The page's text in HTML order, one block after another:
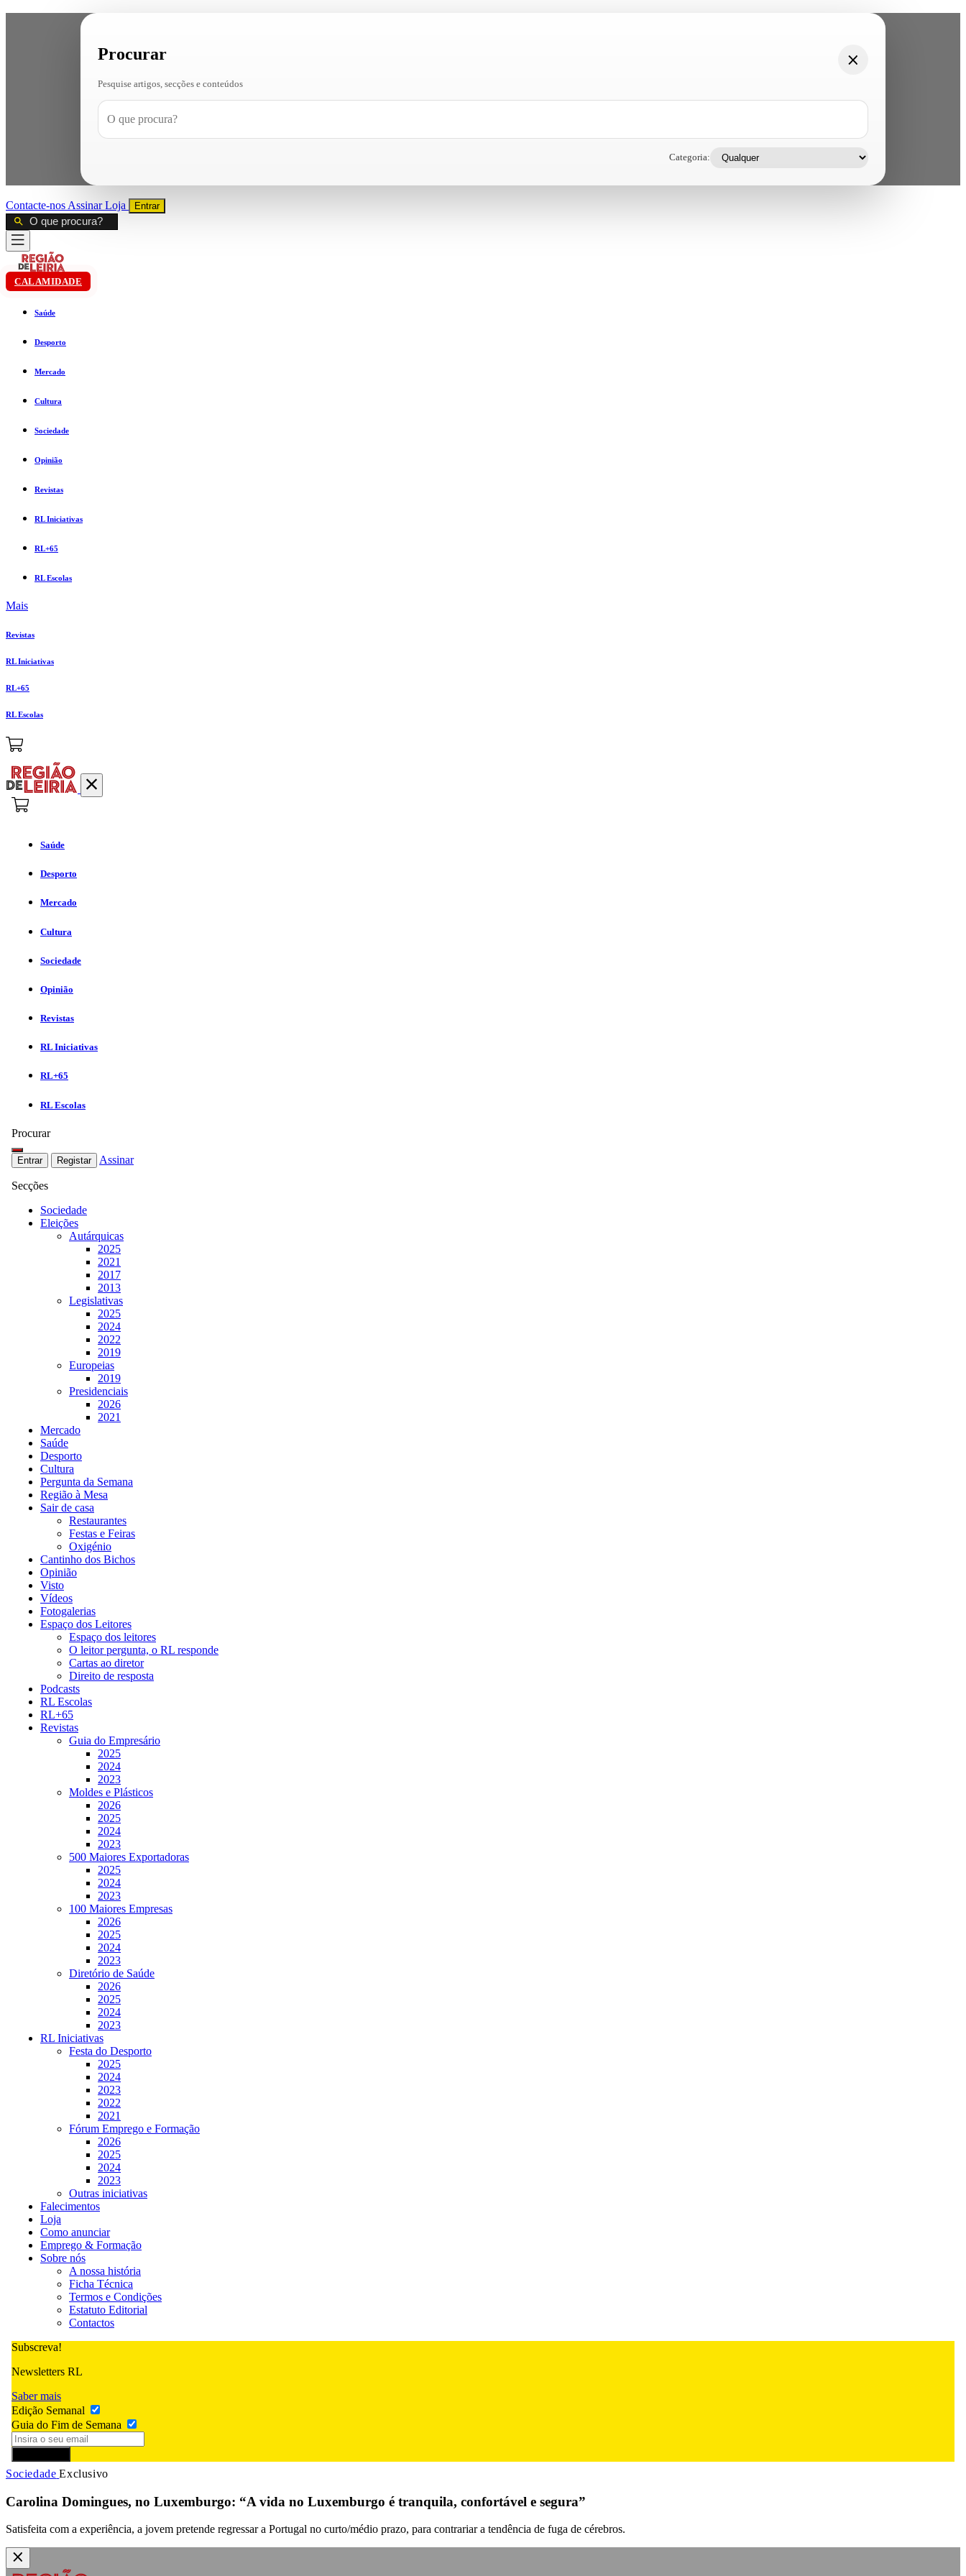
Procurar
Pesquise artigos, secções e conteúdos
Categoria:
Contacte-nos AssinarLoja Entrar
CALAMIDADE
Saúde
Desporto
Mercado
Cultura
Sociedade
Opinião
Revistas
RL Iniciativas
RL+65
RL Escolas
Mais
Revistas
RL Iniciativas
RL+65
RL Escolas
Saúde
Desporto
Mercado
Cultura
Sociedade
Opinião
Revistas
RL Iniciativas
RL+65
RL Escolas
Procurar
Entrar Registar Assinar
Secções
Sociedade
Eleições
Autárquicas
2025
2021
2017
2013
Legislativas
2025
2024
2022
2019
Europeias
2019
Presidenciais
2026
2021
Mercado
Saúde
Desporto
Cultura
Pergunta da Semana
Região à Mesa
Sair de casa
Restaurantes
Festas e Feiras
Oxigénio
Cantinho dos Bichos
Opinião
Visto
Vídeos
Fotogalerias
Espaço dos Leitores
Espaço dos leitores
O leitor pergunta, o RL responde
Cartas ao diretor
Direito de resposta
Podcasts
RL Escolas
RL+65
Revistas
Guia do Empresário
2025
2024
2023
Moldes e Plásticos
2026
2025
2024
2023
500 Maiores Exportadoras
2025
2024
2023
100 Maiores Empresas
2026
2025
2024
2023
Diretório de Saúde
2026
2025
2024
2023
RL Iniciativas
Festa do Desporto
2025
2024
2023
2022
2021
Fórum Emprego e Formação
2026
2025
2024
2023
Outras iniciativas
Falecimentos
Loja
Como anunciar
Emprego & Formação
Sobre nós
A nossa história
Ficha Técnica
Termos e Condições
Estatuto Editorial
Contactos
Subscreva!
Newsletters RL
Saber mais
Edição Semanal
Guia do Fim de Semana
Sociedade Exclusivo
Carolina Domingues, no Luxemburgo: “A vida no Luxemburgo é tranquila, confortável e segura”
Satisfeita com a experiência, a jovem pretende regressar a Portugal no curto/médio prazo, para contrariar a tendência de fuga de cérebros.